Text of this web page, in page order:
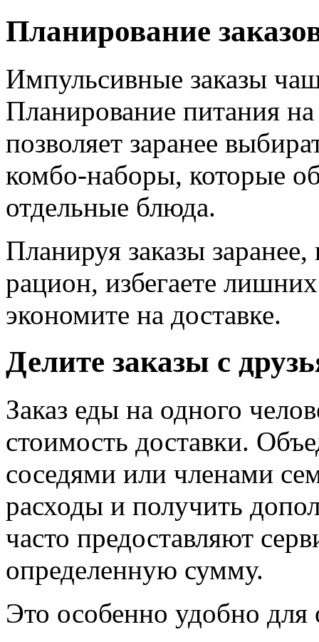
Планирование
Импульсивные заказы
Планирование питания
позволяет заранее
комбо-наборы, которые
отдельные блюда.
Планируя заказы
рацион, избегаете
экономите на доставке.
Делите заказы с
Заказ еды на одного
стоимость доставки.
соседями или членами
расходы и получить
часто предоставляют
определенную сумму.
Это особенно удобно